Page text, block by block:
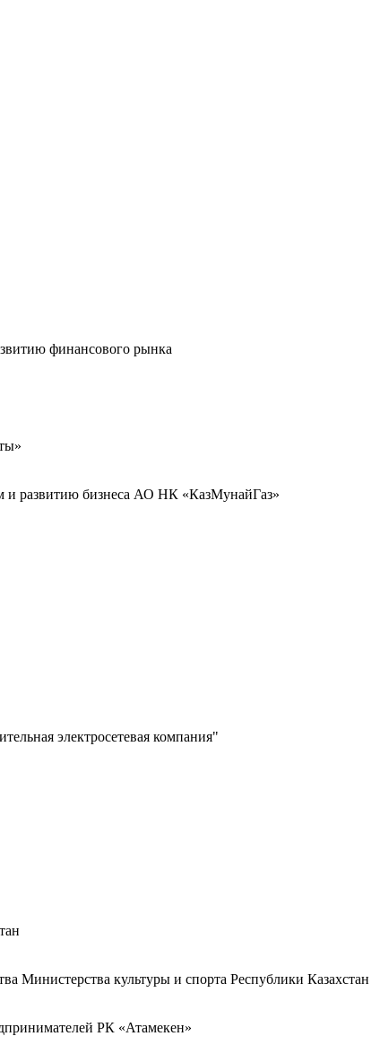
финансового рынка
и развитию бизнеса АО НК «КазМунайГаз»
электросетевая компания"
Министерства культуры и спорта Республики Казахстан
РК «Атамекен»